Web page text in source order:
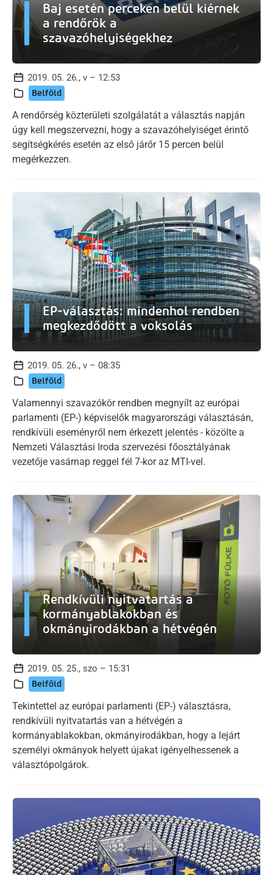
Baj esetén perceken belül kiérnek
a rendőrök a
szavazóhelyiségekhez
2019. 05. 26., v – 12:53
Belföld
A rendőrség közterületi szolgálatát a választás napján
úgy kell megszervezni, hogy a szavazóhelyiséget érintő
segítségkérés esetén az első járőr 15 percen belül
megérkezzen.
EP-választás: mindenhol rendben
megkezdődött a voksolás
2019. 05. 26., v – 08:35
Belföld
Valamennyi szavazókör rendben megnyílt az európai
parlamenti (EP-) képviselők magyarországi választásán,
rendkívüli eseményről nem érkezett jelentés - közölte a
Nemzeti Választási Iroda szervezési főosztályának
vezetője vasárnap reggel fél 7-kor az MTI-vel.
Rendkívüli nyitvatartás a
kormányablakokban és
okmányirodákban a hétvégén
2019. 05. 25., szo – 15:31
Belföld
Tekintettel az európai parlamenti (EP-) választásra,
rendkívüli nyitvatartás van a hétvégén a
kormányablakokban, okmányirodákban, hogy a lejárt
személyi okmányok helyett újakat igényelhessenek a
választópolgárok.